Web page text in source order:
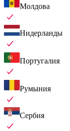
Молдова
Нидерланды
Португалия
Румыния
Сербия